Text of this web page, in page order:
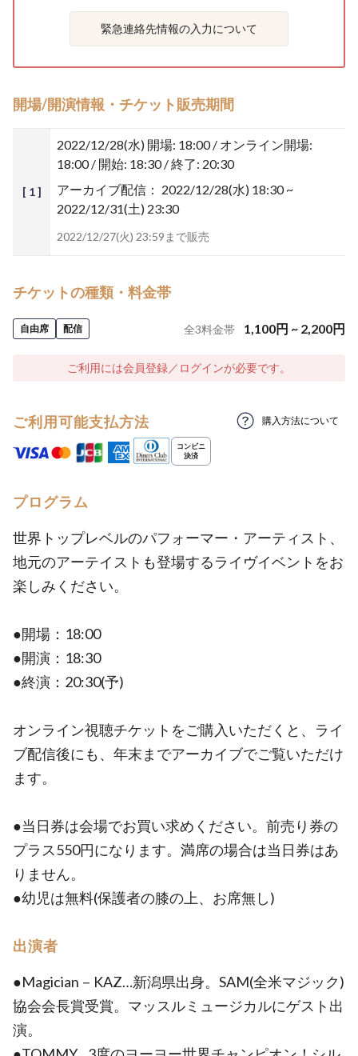
緊急連絡先情報の入力について
開場/開演情報・チケット販売期間
[ 1 ]
2022/12/28(水) 開場: 18:00 / オンライン開場:
18:00 / 開始: 18:30 / 終了: 20:30
アーカイブ配信： 2022/12/28(水) 18:30 ~
2022/12/31(土) 23:30
2022/12/27(火) 23:59まで販売
チケットの種類・料金帯
自由席 配信 全3料金帯 1,100円 ~ 2,200円
ご利用には会員登録／ログインが必要です。
ご利用可能支払方法 購入方法について
プログラム
世界トップレベルのパフォーマー・アーティスト、
地元のアーテイストも登場するライヴイベントをお
楽しみください。
●開場：18:00
●開演：18:30
●終演：20:30(予)
オンライン視聴チケットをご購入いただくと、ライ
ブ配信後にも、年末までアーカイブでご覧いただけ
ます。
●当日券は会場でお買い求めください。前売り券の
プラス550円になります。満席の場合は当日券はあ
りません。
●幼児は無料(保護者の膝の上、お席無し)
出演者
●Magician－KAZ…新潟県出身。SAM(全米マジック)
協会会長賞受賞。マッスルミュージカルにゲスト出
演。